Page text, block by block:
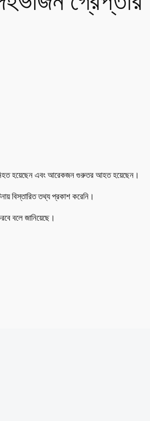
নিহত হয়েছেন এবং আরেকজন গুরুতর আহত হয়েছেন।
বিস্তারিত তথ্য প্রকাশ করেনি।
বলে জানিয়েছে।